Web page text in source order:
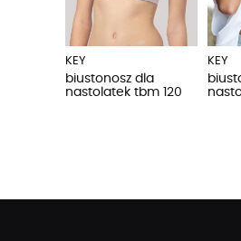
KEY
biustonosz dla
nastolatek tbm 120
KEY